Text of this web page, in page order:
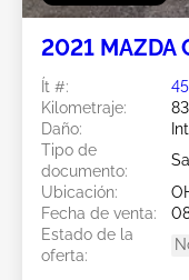
2021 MAZDA
Ít #:
Kilometraje:
Daño:
Tipo de
documento:
Ubicación:
Fecha de venta:
Estado de la
oferta: